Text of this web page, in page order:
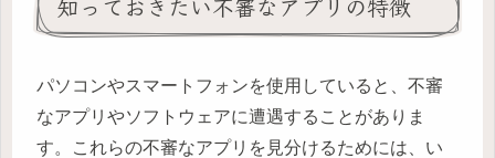
知っておきたい不審なアプリの特徴
パソコンやスマートフォンを使用していると、不審
なアプリやソフトウェアに遭遇することがありま
す。これらの不審なアプリを見分けるためには、い